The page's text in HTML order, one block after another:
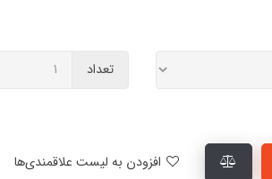
تعداد